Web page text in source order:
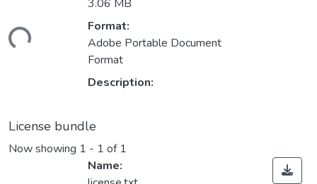
3.06 MB
Format:
Adobe Portable Document
Format
Description:
License bundle
Now showing 1 - 1 of 1
Name: